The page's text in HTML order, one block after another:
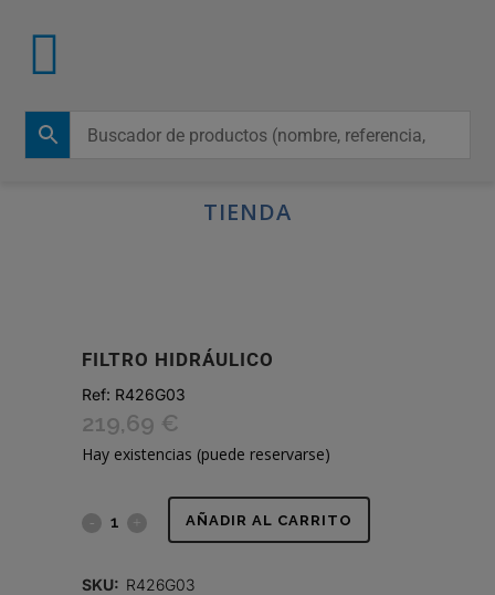
TIENDA
FILTRO HIDRÁULICO
Ref: R426G03
219,69 €
Hay existencias (puede reservarse)
FILTRO AÑADIR AL CARRITO
SKU: R426G03